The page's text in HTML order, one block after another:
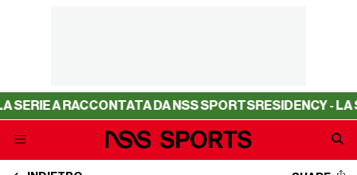
A RACCONTATA DA NSS SPORTSRESIDENCY - LA SERIE